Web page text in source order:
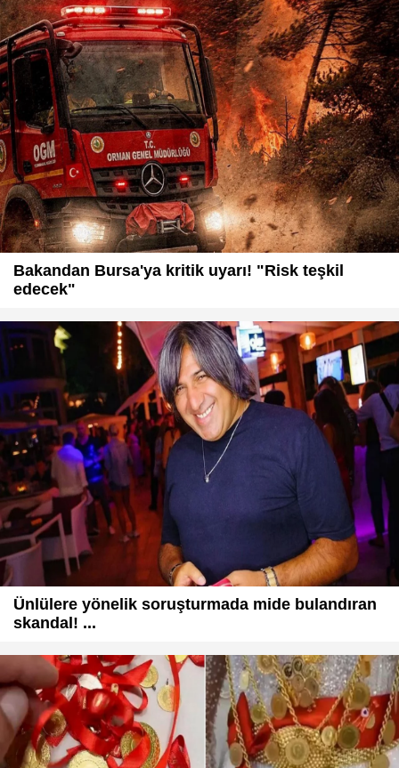
Bakandan Bursa'ya kritik uyarı! "Risk teşkil
edecek"
Ünlülere yönelik soruşturmada mide bulandıran
skandal! ...